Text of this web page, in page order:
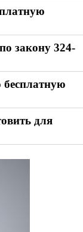
закону 324-
для